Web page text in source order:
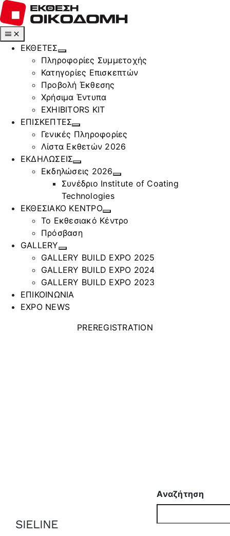
Μετάβαση
στο
περιεχόμενο
Toggle
Navigation
ΕΚΘΕΤΕΣ
Πληροφορίες Συμμετοχής
Κατηγορίες Επισκεπτών
Προβολή Έκθεσης
Χρήσιμα Έντυπα
EXHIBITORS KIT
ΕΠΙΣΚΕΠΤΕΣ
Γενικές Πληροφορίες
Λίστα Εκθετών 2026
ΕΚΔΗΛΩΣΕΙΣ
Εκδηλώσεις 2026
Συνέδριο Institute of Coating
Technologies
ΕΚΘΕΣΙΑΚΟ ΚΕΝΤΡΟ
Το Εκθεσιακό Κέντρο
Πρόσβαση
GALLERY
GALLERY BUILD EXPO 2025
GALLERY BUILD EXPO 2024
GALLERY BUILD EXPO 2023
ΕΠΙΚΟΙΝΩΝΙΑ
EXPO NEWS
PREREGISTRATION
SIELINE
Αναζήτηση